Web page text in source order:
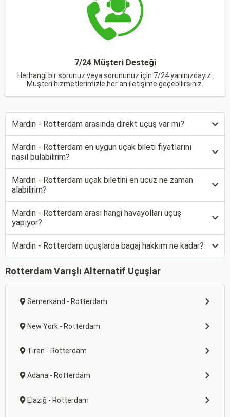
7/24 Müşteri Desteği
Herhangi bir sorunuz veya sorununuz için 7/24 yanınızdayız.
Müşteri hizmetlerimizle her an iletişime geçebilirsiniz.
Mardin - Rotterdam arasında direkt uçuş var mı?
Mardin - Rotterdam en uygun uçak bileti fiyatlarını
nasıl bulabilirim?
Mardin - Rotterdam uçak biletini en ucuz ne zaman
alabilirim?
Mardin - Rotterdam arası hangi havayolları uçuş
yapıyor?
Mardin - Rotterdam uçuşlarda bagaj hakkım ne kadar?
Rotterdam Varışlı Alternatif Uçuşlar
Semerkand - Rotterdam
New York - Rotterdam
Tiran - Rotterdam
Adana - Rotterdam
Elazığ - Rotterdam